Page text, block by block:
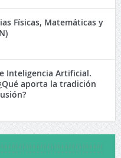
Físicas, Matemáticas y
Inteligencia Artificial.
aporta la tradición